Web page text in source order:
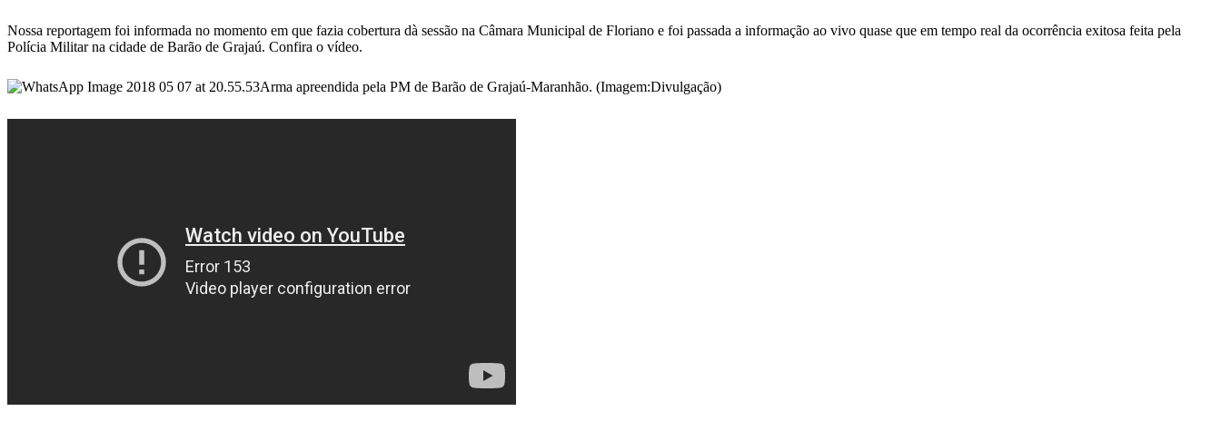
Nossa reportagem foi informada no momento em que fazia cobertura dà sessão na Câmara Municipal de Floriano e foi passada a informação ao vivo quase que em tempo real da ocorrência exitosa feita pela
Polícia Militar na cidade de Barão de Grajaú. Confira o vídeo.
Arma apreendida pela PM de Barão de Grajaú-Maranhão. (Imagem:Divulgação)